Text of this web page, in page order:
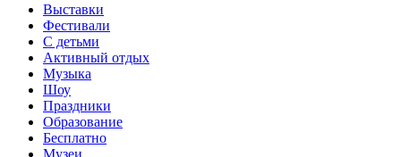
Выставки
Фестивали
С детьми
Активный отдых
Музыка
Шоу
Праздники
Образование
Бесплатно
Музеи